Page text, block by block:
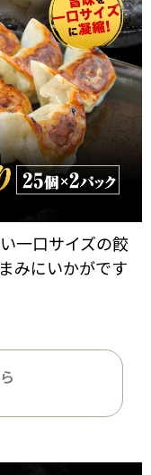
一口サイズの餃
みにいかがです